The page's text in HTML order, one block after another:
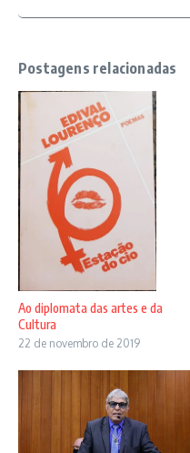
Postagens relacionadas
Ao diplomata das artes e da
Cultura
22 de novembro de 2019